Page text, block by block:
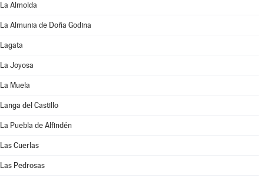
La Almolda
La Almunia de Doña Godina
Lagata
La Joyosa
La Muela
Langa del Castillo
La Puebla de Alfindén
Las Cuerlas
Las Pedrosas